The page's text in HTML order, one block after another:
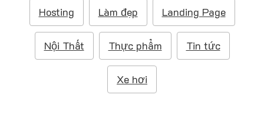
Hosting Làm đẹp Landing Page
Nội Thất Thực phẩm Tin tức
Xe hơi